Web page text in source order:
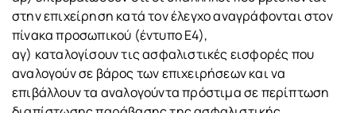
στην επιχείρηση κατά τον έλεγχο αναγράφονται στον
πίνακα προσωπικού (έντυπο Ε4),
αγ) καταλογίσουν τις ασφαλιστικές εισφορές που
αναλογούν σε βάρος των επιχειρήσεων και να
επιβάλλουν τα αναλογούντα πρόστιμα σε περίπτωση